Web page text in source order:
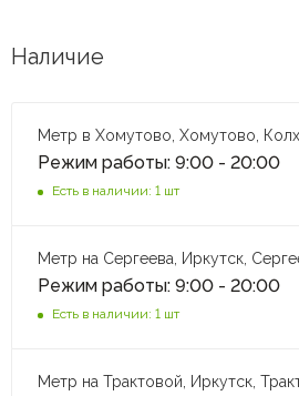
Наличие
Метр в Хомутово, Хомутово,
Режим работы: 9:00 - 20:00
Есть в наличии: 1 шт
Метр на Сергеева, Иркутск,
Режим работы: 9:00 - 20:00
Есть в наличии: 1 шт
Метр на Трактовой, Иркутск,